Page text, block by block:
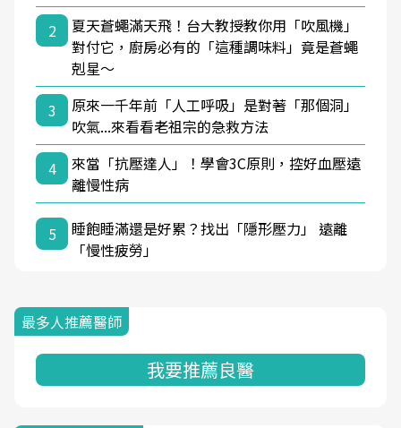
2
夏天蒼蠅滿天飛！台大教授教你用「吹風機」
對付它，廚房必有的「這種調味料」竟是蒼蠅
剋星～
3
原來一千年前「人工呼吸」是對著「那個洞」
吹氣...來看看老祖宗的急救方法
4
來當「抗壓達人」！學會3C原則，控好血壓遠
離慢性病
5
睡飽睡滿還是好累？找出「隱形壓力」 遠離
「慢性疲勞」
最多人推薦醫師
我要推薦良醫